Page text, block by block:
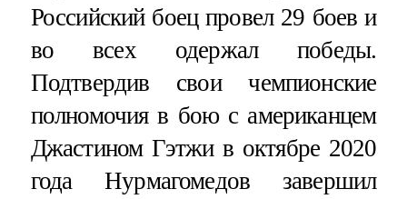
Российский боец провел 29 боев и
во всех одержал победы.
Подтвердив свои чемпионские
полномочия в бою с американцем
Джастином Гэтжи в октябре 2020
года Нурмагомедов завершил